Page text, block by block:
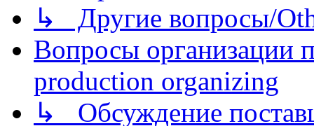
↳ Другие вопросы/
Вопросы организации
production organizing
↳ Обсуждение